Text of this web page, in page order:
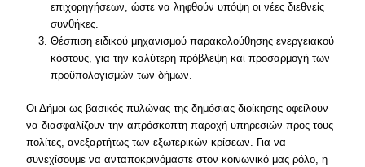
επιχορηγήσεων, ώστε να ληφθούν υπόψη οι νέες διεθνείς
συνθήκες.
Θέσπιση ειδικού μηχανισμού παρακολούθησης ενεργειακού
κόστους, για την καλύτερη πρόβλεψη και προσαρμογή των
προϋπολογισμών των δήμων.
Οι Δήμοι ως βασικός πυλώνας της δημόσιας διοίκησης οφείλουν
να διασφαλίζουν την απρόσκοπτη παροχή υπηρεσιών προς τους
πολίτες, ανεξαρτήτως των εξωτερικών κρίσεων. Για να
συνεχίσουμε να ανταποκρινόμαστε στον κοινωνικό μας ρόλο, η